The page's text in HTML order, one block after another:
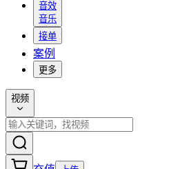
音效
音乐
接单
案例
更多
视频